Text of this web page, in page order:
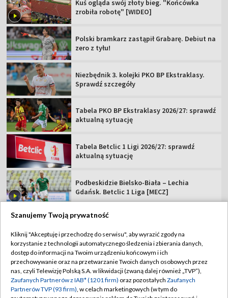
Kuś ogląda swój złoty bieg. "Końcówka
zrobiła robotę" [WIDEO]
Polski bramkarz zastąpił Grabarę. Debiut na
zero z tyłu!
Niezbędnik 3. kolejki PKO BP Ekstraklasy.
Sprawdź szczegóły
Tabela PKO BP Ekstraklasy 2026/27: sprawdź
aktualną sytuację
Tabela Betclic 1 Ligi 2026/27: sprawdź
aktualną sytuację
Podbeskidzie Bielsko-Biała – Lechia
Gdańsk. Betclic 1 Liga [MECZ]
TVP
Abonament TVP
Sklep TVP
Biuro Reklamy
Regulamin TVP
Polityka prywatności
Moje zgody
Szanujemy Twoją prywatność
Kliknij "Akceptuję i przechodzę do serwisu", aby wyrazić zgody na
korzystanie z technologii automatycznego śledzenia i zbierania danych,
dostęp do informacji na Twoim urządzeniu końcowym i ich
przechowywanie oraz na przetwarzanie Twoich danych osobowych przez
nas, czyli Telewizję Polską S.A. w likwidacji (zwaną dalej również „TVP”),
Zaufanych Partnerów z IAB* (1201 firm) oraz pozostałych Zaufanych
Partnerów TVP (93 firm), w celach marketingowych (w tym do